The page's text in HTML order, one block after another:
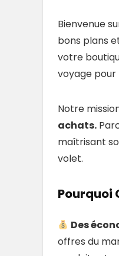
Bienvenue
bons plans
votre
voyage pour
Notre
achats.
maîtrisant
volet.
Pourquoi
Des
offres du